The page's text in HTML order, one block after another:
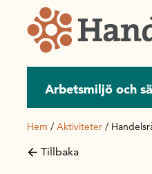
Arbetsmiljö och
Hem / Aktiviteter /
Tillbaka